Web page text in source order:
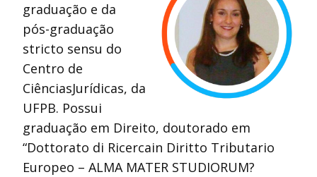
graduação e da
pós-graduação
stricto sensu do
Centro de
CiênciasJurídicas, da
UFPB. Possui
graduação em Direito, doutorado em
“Dottorato di Ricercain Diritto Tributario
Europeo – ALMA MATER STUDIORUM?